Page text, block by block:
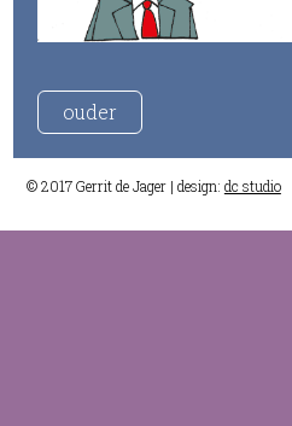
ouder
© 2017 Gerrit de Jager | design: dc studio